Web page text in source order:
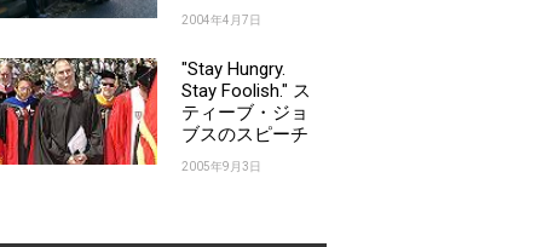
2004年4月7日
"Stay Hungry.
Stay Foolish." ス
ティーブ・ジョ
ブスのスピーチ
2005年9月3日